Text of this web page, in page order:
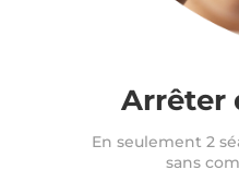
Arrêter
En seulement 2
sans